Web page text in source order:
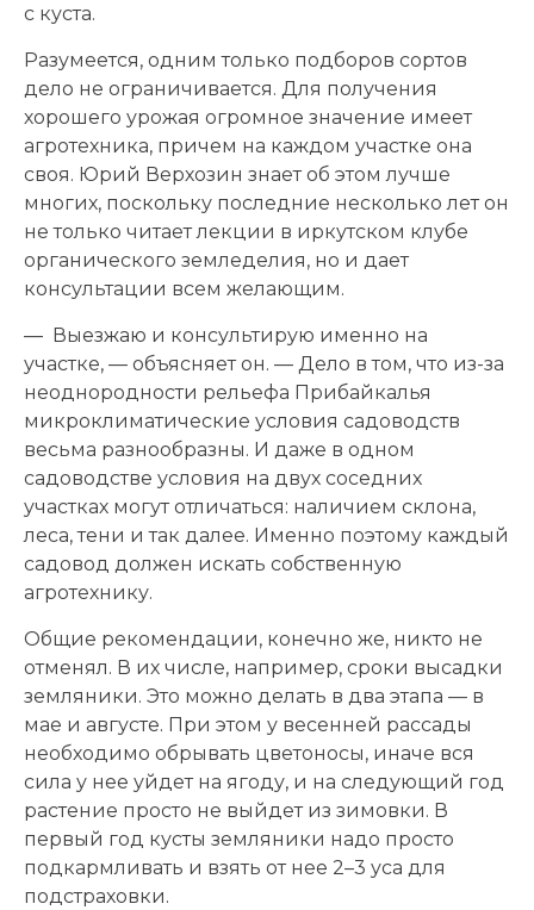
с куста.
Разумеется, одним только подборов сортов
дело не ограничивается. Для получения
хорошего урожая огромное значение имеет
агротехника, причем на каждом участке она
своя. Юрий Верхозин знает об этом лучше
многих, поскольку последние несколько лет он
не только читает лекции в иркутском клубе
органического земледелия, но и дает
консультации всем желающим.
— Выезжаю и консультирую именно на
участке, — объясняет он. — Дело в том, что из-за
неоднородности рельефа Прибайкалья
микроклиматические условия садоводств
весьма разнообразны. И даже в одном
садоводстве условия на двух соседних
участках могут отличаться: наличием склона,
леса, тени и так далее. Именно поэтому каждый
садовод должен искать собственную
агротехнику.
Общие рекомендации, конечно же, никто не
отменял. В их числе, например, сроки высадки
земляники. Это можно делать в два этапа — в
мае и августе. При этом у весенней рассады
необходимо обрывать цветоносы, иначе вся
сила у нее уйдет на ягоду, и на следующий год
растение просто не выйдет из зимовки. В
первый год кусты земляники надо просто
подкармливать и взять от нее 2–3 уса для
подстраховки.